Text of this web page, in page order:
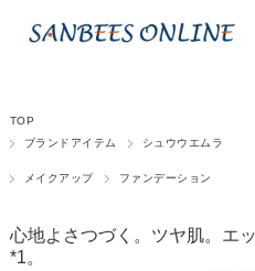
TOP
ブランドアイテム
シュウウエムラ
メイクアップ ファンデーション
心地よさつづく。ツヤ肌。エ
*1。